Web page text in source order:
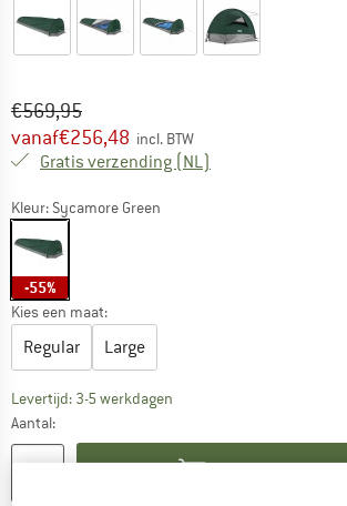
Oorspronkelijke prijs :
€569,95
Prijs:
vanaf€256,48 incl. BTW
Gratis verzending (NL)
Kleur: Sycamore Green
-55%
Kies een maat:
Regular Large
Levertijd: 3-5 werkdagen
Aantal: